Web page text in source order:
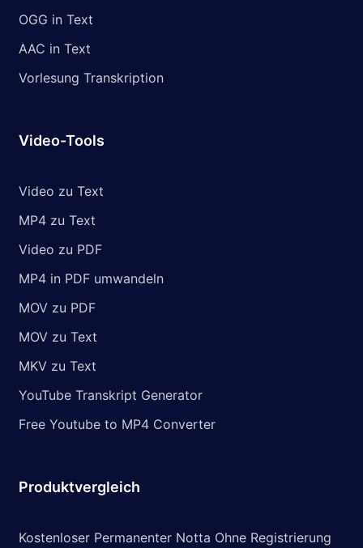
OGG in Text
AAC in Text
Vorlesung Transkription
Video-Tools
Video zu Text
MP4 zu Text
Video zu PDF
MP4 in PDF umwandeln
MOV zu PDF
MOV zu Text
MKV zu Text
YouTube Transkript Generator
Free Youtube to MP4 Converter
Produktvergleich
Kostenloser Permanenter Notta Ohne Registrierung